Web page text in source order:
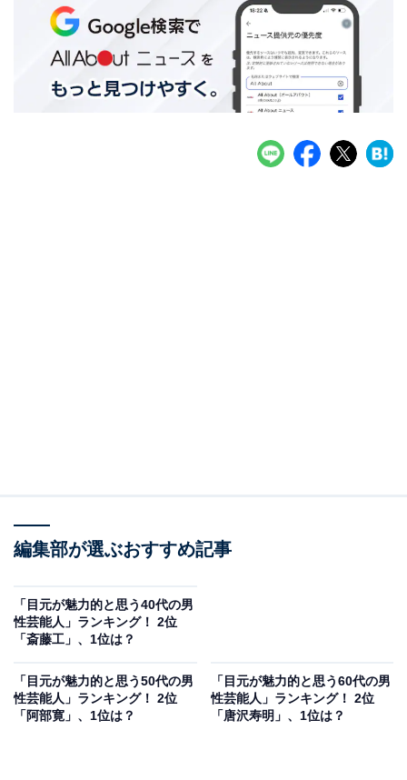
編集部が選ぶおすすめ記事
「目元が魅力的と思う40代の男
性芸能人」ランキング！ 2位
「斎藤工」、1位は？
「目元が魅力的と思う50代の男
性芸能人」ランキング！ 2位
「阿部寛」、1位は？
「目元が魅力的と思う60代の男
性芸能人」ランキング！ 2位
「唐沢寿明」、1位は？